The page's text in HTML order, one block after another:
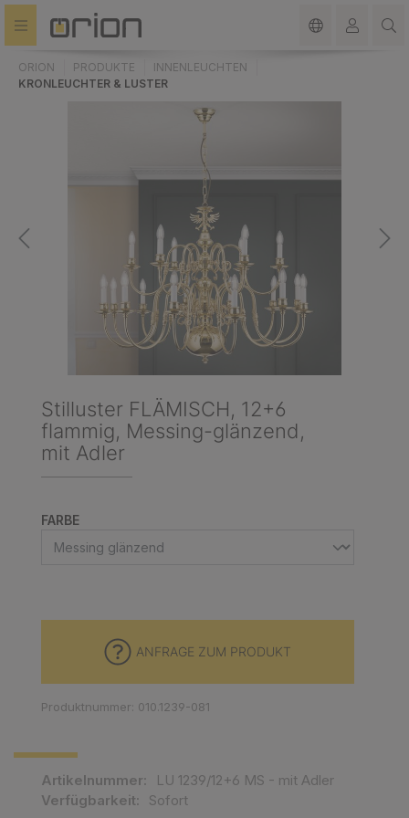
springen
ORION PRODUKTE
INNENLEUCHTEN
KRONLEUCHTER & LUSTER
Stilluster FLÄMISCH, 12+6
flammig, Messing-glänzend,
mit Adler
FARBEAUSWÄHLEN
Artikelnummer:
LU 1239/12+6 MS - mit Adler
Verfügbarkeit:
Sofort
ANFRAGE ZUM PRODUKT
Produktnummer: 010.1239-081